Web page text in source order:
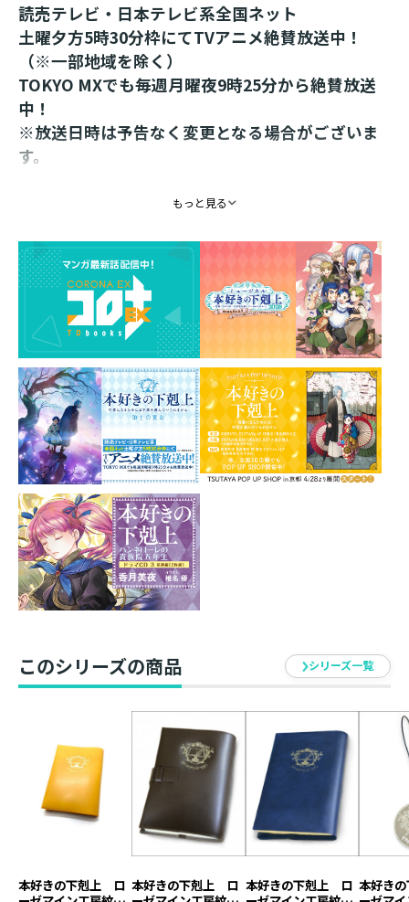
読売テレビ・日本テレビ系全国ネット
土曜夕方5時30分枠にてTVアニメ絶賛放送中！
（※一部地域を除く）
TOKYO MXでも毎週月曜夜9時25分から絶賛放送
中！
※放送日時は予告なく変更となる場合がございま
す。
原作イラストのクリアファイルが2種類同時発売！
原作「第四部９・第五部１～第五部４」の表紙イラスト
を使用したクリアファイルを５枚１セットでお届け！
裏面は書籍と同様に「ローゼマイン工房」の紋章入り。
仕様 ： 5枚1セット
印刷 ： カラー両面
サイズ ： A4（220mm×310mm）
イラスト ： 椎名優
もっと見る
このシリーズの商品 シリーズ一覧
本好きの下剋上 ロ 本好きの下剋上 ロ 本好きの下剋上 ロ 本好き